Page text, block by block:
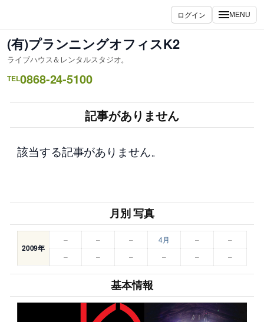
を
ス
キ
ッ
ログイン MENU
(有)プランニングオフィスK2
ライブハウス＆レンタルスタジオ。
TEL0868-24-5100
記事がありません
該当する記事がありません。
月別 写真
2009年
– – – 4月 –
–
–
– – – – –
基本情報